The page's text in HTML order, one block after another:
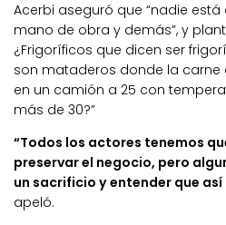
Acerbi aseguró que “nadie
mano de obra y demás”, y
¿Frigoríficos que dicen ser
son mataderos donde la carne
en un camión a 25 con
más de 30?”
“Todos los actores tenemos
preservar el negocio, pero
un sacrificio y entender que
apeló.